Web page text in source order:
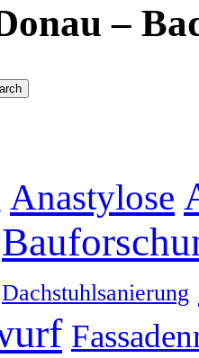
–
Anastylose
Dachstuhlsanierung